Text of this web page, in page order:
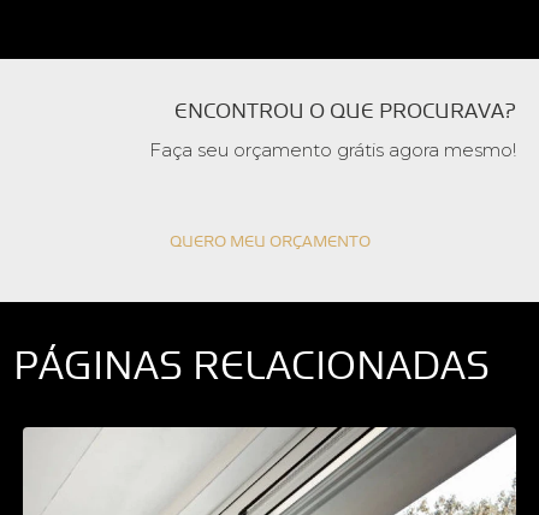
ENCONTROU O QUE PROCURAVA?
Faça seu orçamento grátis agora mesmo!
QUERO MEU ORÇAMENTO
PÁGINAS RELACIONADAS